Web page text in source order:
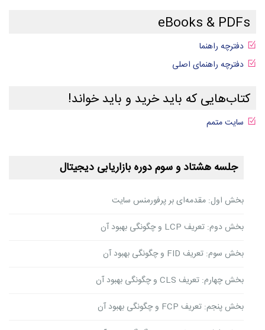
eBooks & PDFs
دفترچه راهنما
دفترچه راهنمای اصلی
کتاب‌هایی که باید خرید و باید خواند!
سایت متمم
جلسه هشتاد و سوم دوره بازاریابی دیجیتال
بخش اول: مقدمه‌ای بر پرفورمنس سایت
بخش دوم: تعریف LCP و چگونگی بهبود آن
بخش سوم: تعریف FID و چگونگی بهبود آن
بخش چهارم: تعریف CLS و چگونگی بهبود آن
بخش پنجم: تعریف FCP و چگونگی بهبود آن